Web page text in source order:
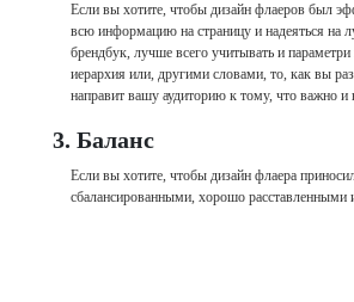
Если вы хотите, чтобы дизайн флаеров был
всю информацию на страницу и надеяться на
брендбук, лучше всего учитывать и
иерархия или, другими словами, то, как вы
направит вашу аудиторию к тому, что важно
3. Баланс
Если вы хотите, чтобы дизайн флаера
сбалансированными, хорошо расставленными